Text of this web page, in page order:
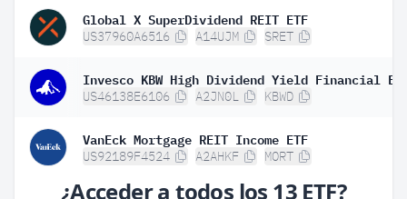
Global X SuperDividend REIT ETF
US37960A6516 A14UJM SRET
Invesco KBW High Dividend Yield Financial
US46138E6106 A2JN0L KBWD
VanEck Mortgage REIT Income ETF
US92189F4524 A2AHKF MORT
¿Acceder a todos los 13 ETF?